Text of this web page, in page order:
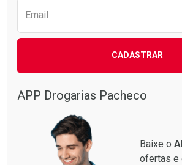
Email
CADASTRAR
APP Drogarias Pacheco
Baixe o
ofertas e